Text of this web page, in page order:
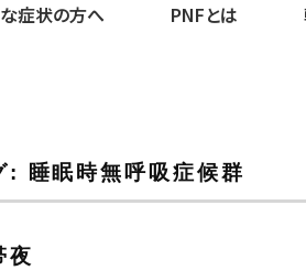
症状の方へ PNFとは
: 睡眠時無呼吸症候群
夜